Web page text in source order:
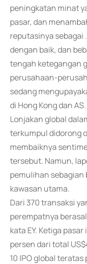
peningkatan minat
pasar, dan
reputasinya sebagai
dengan baik, dan
tengah ketegangan
perusahaan-
sedang
di Hong Kong dan AS.
Lonjakan global
terkumpul didorong
membaiknya
tersebut. Namun,
pemulihan sebagian
kawasan utama.
Dari 370 transaksi
perempatnya
kata EY. Ketiga
persen dari total
10 IPO global